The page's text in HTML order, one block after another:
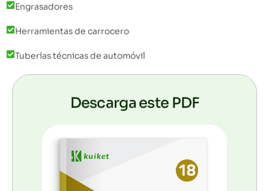
Engrasadores
Herramientas de carrocero
Tuberías técnicas de automóvil
Descarga este PDF